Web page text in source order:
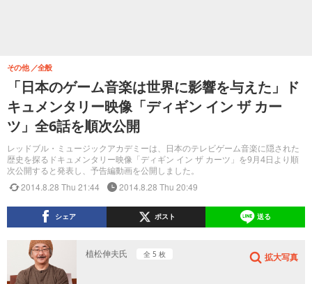
「日本のゲーム音楽は世界に影響を与えた」ド
キュメンタリー映像「ディギン イン ザ カー
ツ」全6話を順次公開
レッドブル・ミュージックアカデミーは、日本のテレビゲーム音楽に隠された
歴史を探るドキュメンタリー映像「ディギン イン ザ カーツ」を9月4日より順
次公開すると発表し、予告編動画を公開しました。
その他 全般
2014.8.28 Thu 21:44 2014.8.28 Thu 20:49
シェア ポスト 送る
植松伸夫氏 全 5 枚 拡大写真